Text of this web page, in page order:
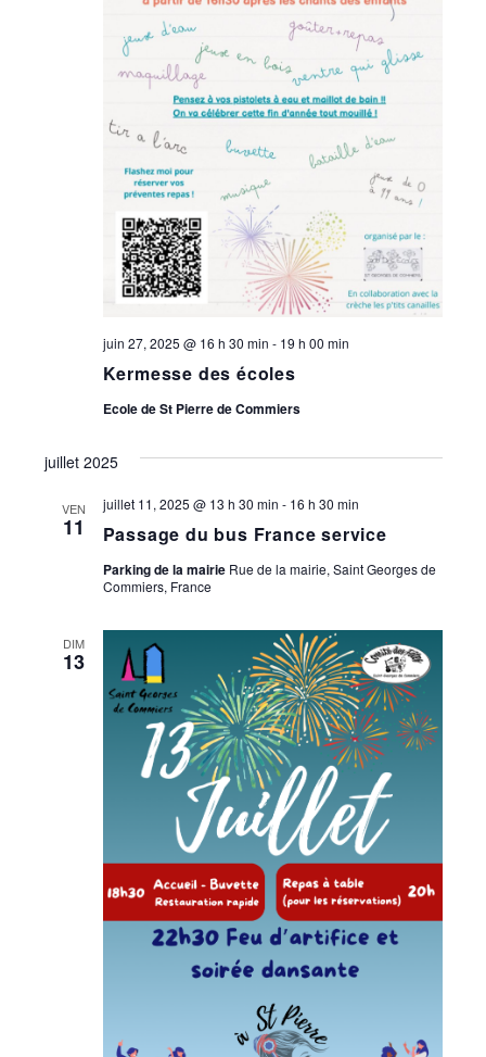
Kermesse des écoles
juin 27, 2025 @ 16 h 30 min - 19 h 00 min
Ecole de St Pierre de Commiers
juillet 2025
VEN
11 Passage du bus France service
juillet 11, 2025 @ 13 h 30 min - 16 h 30 min
Parking de la mairie Rue de la mairie, Saint Georges de
Commiers, France
DIM
13